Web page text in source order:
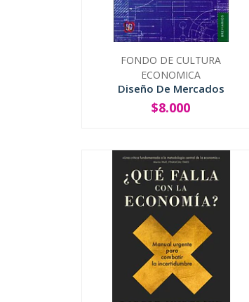
FONDO DE CULTURA
ECONOMICA
Diseño De Mercados
+
$8.000